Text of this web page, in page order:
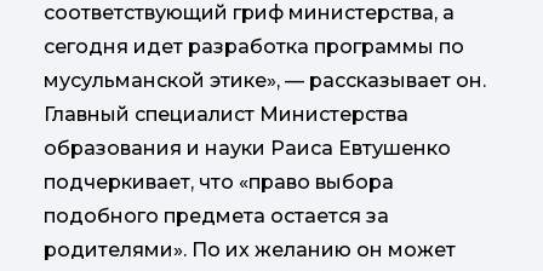
соответствующий гриф министерства, а
сегодня идет разработка программы по
мусульманской этике», — рассказывает он.
Главный специалист Министерства
образования и науки Раиса Евтушенко
подчеркивает, что «право выбора
подобного предмета остается за
родителями». По их желанию он может